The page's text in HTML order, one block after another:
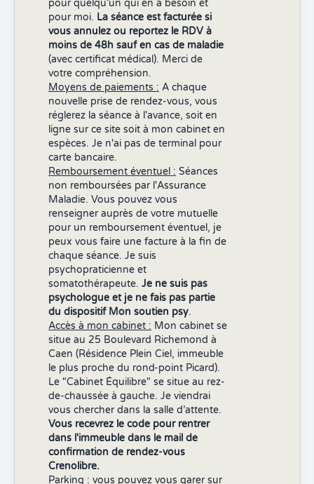
pour quelqu’un qui en a besoin et
pour moi. La séance est facturée si
vous annulez ou reportez le RDV à
moins de 48h sauf en cas de maladie
(avec certificat médical). Merci de
votre compréhension.
Moyens de paiements : A chaque
nouvelle prise de rendez-vous, vous
réglerez la séance à l'avance, soit en
ligne sur ce site soit à mon cabinet en
espèces. Je n'ai pas de terminal pour
carte bancaire.
Remboursement éventuel : Séances
non remboursées par l'Assurance
Maladie. Vous pouvez vous
renseigner auprès de votre mutuelle
pour un remboursement éventuel, je
peux vous faire une facture à la fin de
chaque séance. Je suis
psychopraticienne et
somatothérapeute. Je ne suis pas
psychologue et je ne fais pas partie
du dispositif Mon soutien psy.
Accès à mon cabinet : Mon cabinet se
situe au 25 Boulevard Richemond à
Caen (Résidence Plein Ciel, immeuble
le plus proche du rond-point Picard).
Le "Cabinet Équilibre" se situe au rez-
de-chaussée à gauche. Je viendrai
vous chercher dans la salle d’attente.
Vous recevrez le code pour rentrer
dans l'immeuble dans le mail de
confirmation de rendez-vous
Crenolibre.
Parking : vous pouvez vous garer sur